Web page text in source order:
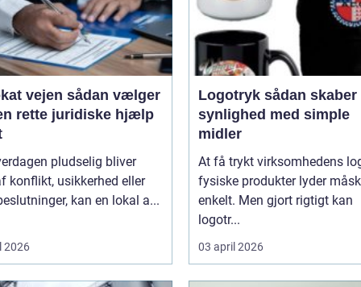
sådan vælger
rette juridiske hjælp
pludselig bliver
konflikt, usikkerhed eller
kan en lokal a...
2026
Logotryk sådan skaber du
synlighed med simple
midler
At få trykt virksomhedens
fysiske produkter lyder
enkelt. Men gjort rigtigt kan
logotr...
03 april 2026